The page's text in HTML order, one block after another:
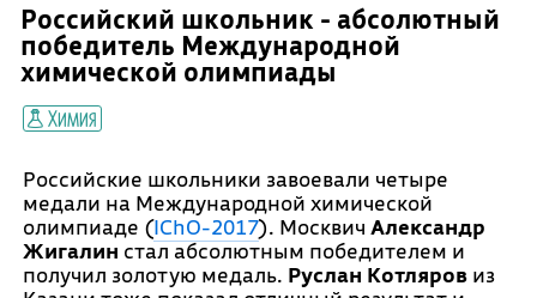
Российский школьник - абсолютный
победитель Международной
химической олимпиады
Химия
Российские школьники завоевали четыре
медали на Международной химической
олимпиаде (IChO-2017). Москвич Александр
Жигалин стал абсолютным победителем и
получил золотую медаль. Руслан Котляровиз